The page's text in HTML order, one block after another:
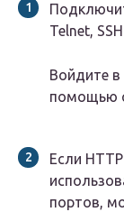
Telnet,
Войдите в
помощью
Если
портов,